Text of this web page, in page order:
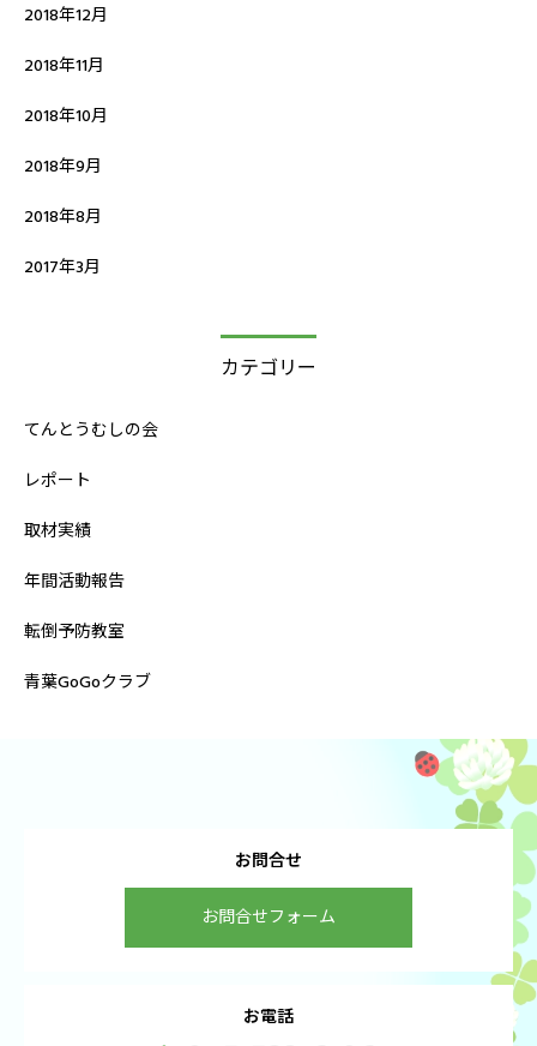
2018年12月
2018年11月
2018年10月
2018年9月
2018年8月
2017年3月
カテゴリー
てんとうむしの会
レポート
取材実績
年間活動報告
転倒予防教室
青葉GoGoクラブ
お問合せ
お問合せフォーム
お電話